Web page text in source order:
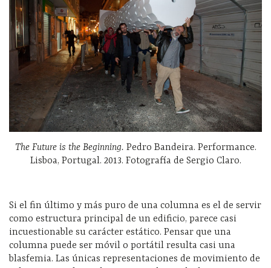
The Future is the Beginning. Pedro Bandeira. Performance.
Lisboa, Portugal. 2013. Fotografía de Sergio Claro.
Si el fin último y más puro de una columna es el de servir
como estructura principal de un edificio, parece casi
incuestionable su carácter estático. Pensar que una
columna puede ser móvil o portátil resulta casi una
blasfemia. Las únicas representaciones de movimiento de